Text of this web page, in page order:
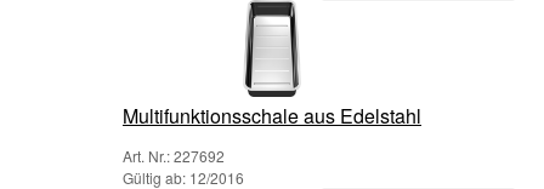
Multifunktionsschale aus Edelstahl
Art. Nr.: 227692
Gültig ab: 12/2016